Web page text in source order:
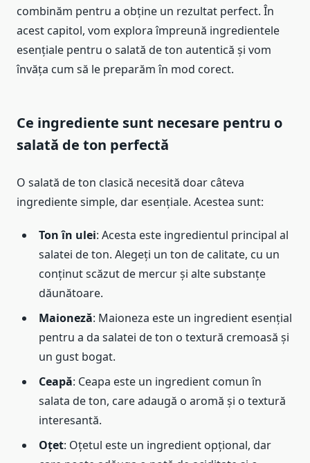
combinăm pentru a obține un rezultat perfect. În
acest capitol, vom explora împreună ingredientele
esențiale pentru o salată de ton autentică și vom
învăța cum să le preparăm în mod corect.
Ce ingrediente sunt necesare pentru o
salată de ton perfectă
O salată de ton clasică necesită doar câteva
ingrediente simple, dar esențiale. Acestea sunt:
Ton în ulei: Acesta este ingredientul principal al
salatei de ton. Alegeți un ton de calitate, cu un
conținut scăzut de mercur și alte substanțe
dăunătoare.
Maioneză: Maioneza este un ingredient esențial
pentru a da salatei de ton o textură cremoasă și
un gust bogat.
Ceapă: Ceapa este un ingredient comun în
salata de ton, care adaugă o aromă și o textură
interesantă.
Oțet: Oțetul este un ingredient opțional, dar